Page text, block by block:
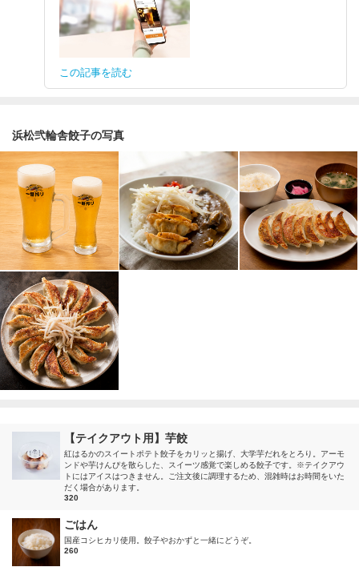
この記事を読む
浜松弐輪舎餃子の写真
【テイクアウト用】芋餃
紅はるかのスイートポテト餃子をカリッと揚げ、大学芋だれをとろり。アーモ
ンドや芋けんぴを散らした、スイーツ感覚で楽しめる餃子です。※テイクアウ
トにはアイスはつきません。ご注文後に調理するため、混雑時はお時間をいた
だく場合があります。
320
ごはん
国産コシヒカリ使用。餃子やおかずと一緒にどうぞ。
260